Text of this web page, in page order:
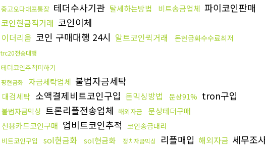
중고오다대포통장 테더수사기관 탈세하는방법 비트송금업체 파이코인판매
코인현금직거래 코인이체
이더리움 코인 구매대행 24시 알트코인퀵거래 돈현금화수수료최저
trc20전송대행
테더코인추척피하기
핑현금화 자금세탁업체 불법자금세탁
대검세탁 소액결제비트코인구입 돈믹싱방법 문상91% tron구입
불법자금믹싱 트론리플전송업체 해외자금
문상테더구매
신용카드코인구매 업비트코인추적 코인송금대리
비트코인구입 sol현금화 sol현금화 정치자금믹싱 리플매입 해외자금 세무조